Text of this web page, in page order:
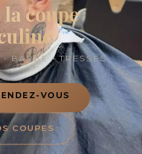
coupe
BARBE • TRESSES
VOUS
COUPES